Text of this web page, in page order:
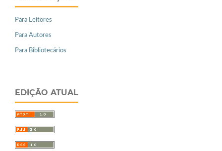
Para Leitores
Para Autores
Para Bibliotecários
EDIÇÃO ATUAL